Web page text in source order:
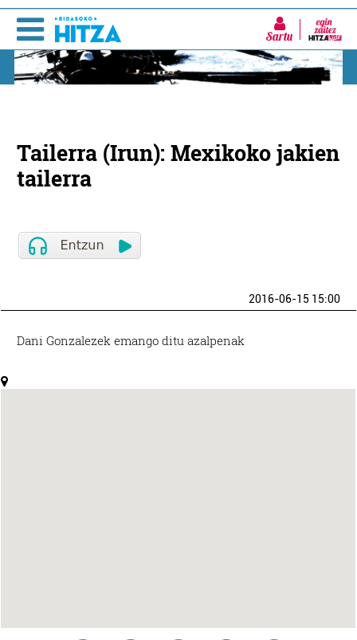
Sartu
Tailerra (Irun): Mexikoko jakien
tailerra
2016-06-15 15:00
Dani Gonzalezek emango ditu azalpenak